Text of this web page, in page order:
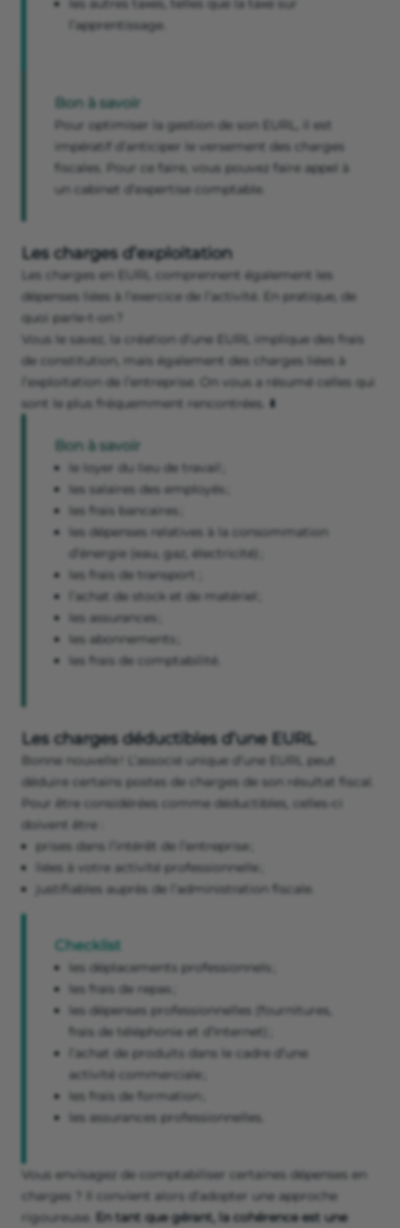
les autres taxes, telles que la taxe sur
l’apprentissage.
Bon à savoir
Pour optimiser la gestion de son EURL, il est
impératif d’anticiper le versement des charges
fiscales. Pour ce faire, vous pouvez faire appel à
un cabinet d’expertise comptable.
Les charges d’exploitation
Les charges en EURL comprennent également les
dépenses liées à l’exercice de l’activité. En pratique, de
quoi parle-t-on ?
Vous le savez, la création d’une EURL implique des frais
de constitution, mais également des charges liées à
l’exploitation de l’entreprise. On vous a résumé celles qui
sont le plus fréquemment rencontrées. ⬇️
Bon à savoir
le loyer du lieu de travail ;
les salaires des employés ;
les frais bancaires ;
les dépenses relatives à la consommation
d’énergie (eau, gaz, électricité) ;
les frais de transport ;
l’achat de stock et de matériel ;
les assurances ;
les abonnements ;
les frais de comptabilité.
Les charges déductibles d’une EURL
Bonne nouvelle ! L’associé unique d’une EURL peut
déduire certains postes de charges de son résultat fiscal.
Pour être considérées comme déductibles, celles-ci
doivent être :
prises dans l’intérêt de l’entreprise ;
liées à votre activité professionnelle ;
justifiables auprès de l’administration fiscale.
Checklist
les déplacements professionnels ;
les frais de repas ;
les dépenses professionnelles (fournitures,
frais de téléphonie et d’Internet) ;
l’achat de produits dans le cadre d’une
activité commerciale ;
les frais de formation ;
les assurances professionnelles.
Vous envisagez de comptabiliser certaines dépenses en
charges ? Il convient alors d’adopter une approche
rigoureuse. En tant que gérant, la cohérence est une